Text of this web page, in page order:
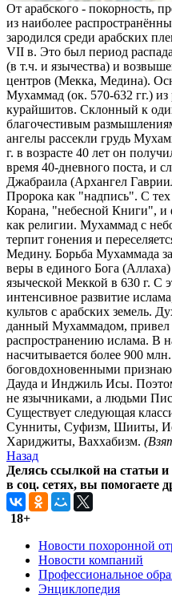
От арабского - покорность,
из наиболее
зародился среди арабских
VII в. Это был период
(в т.ч. и язычества) и
центров (Мекка, Медина).
Мухаммад (ок. 570-632 гг.)
курайшитов. Склонный к
благочестивым
ангелы рассекли грудь
г. в возрасте 40 лет он
время 40-дневного поста, и
Джабраила (Архангел
Пророка как "надпись". С
Корана, "небесной Книги", и
как религии. Мухаммад с
терпит гонения и
Медину. Борьба Мухаммада
веры в единого Бога
языческой Меккой в 630 г. С
интенсивное развитие
культов с арабских земель.
данный Мухаммадом, привел
распространению ислама. В
насчитывается более 900
боговдохновенными
Дауда и Инджиль Исы.
не язычниками, а людьми
Существует следующая
Сунниты, Суфизм, Шииты,
Хариджиты, Ваххабизм.
Назад
Делясь ссылкой на статьи
в соц. сетях, вы помогаете
18+
Новости похоронной
Новости компаний
Профессиональное
Энциклопедия